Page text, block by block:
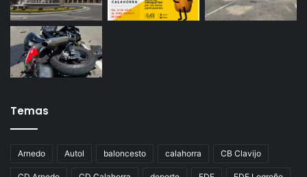
Temas
Arnedo Autol baloncesto calahorra CB Clavijo